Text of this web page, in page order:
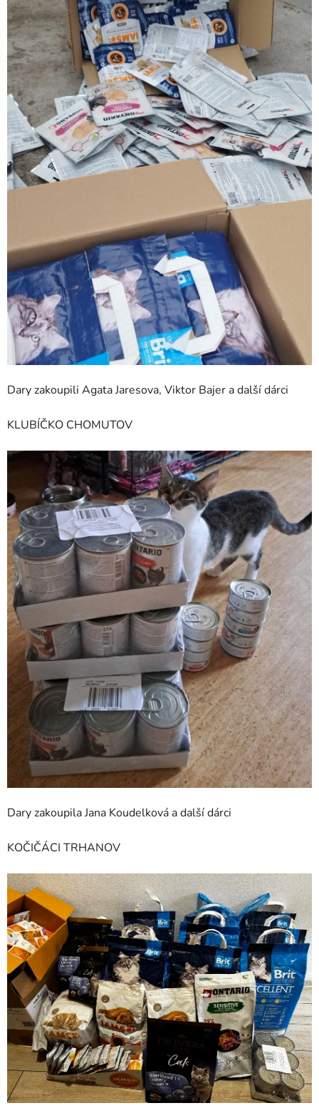
Dary zakoupili Agata Jaresova, Viktor Bajer a další dárci
KLUBÍČKO CHOMUTOV
Dary zakoupila Jana Koudelková a další dárci
KOČIČÁCI TRHANOV